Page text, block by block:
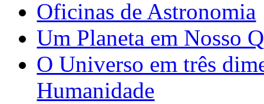
Oficinas de Astronomia
Um Planeta em Nosso
O Universo em três
Humanidade